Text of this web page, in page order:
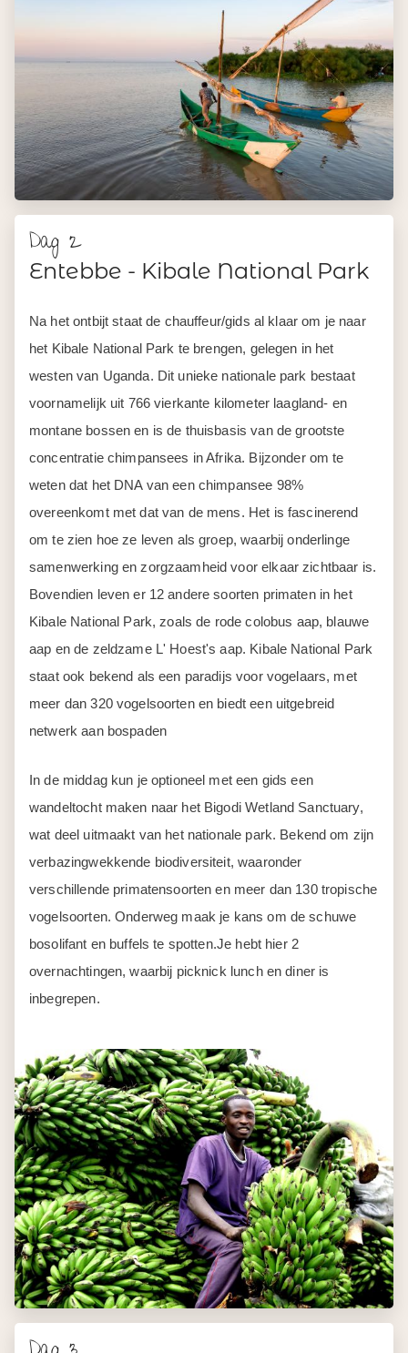
Dag 2
Entebbe - Kibale National Park
Na het ontbijt staat de chauffeur/gids al klaar om je naar
het Kibale National Park te brengen, gelegen in het
westen van Uganda. Dit unieke nationale park bestaat
voornamelijk uit 766 vierkante kilometer laagland- en
montane bossen en is de thuisbasis van de grootste
concentratie chimpansees in Afrika. Bijzonder om te
weten dat het DNA van een chimpansee 98%
overeenkomt met dat van de mens. Het is fascinerend
om te zien hoe ze leven als groep, waarbij onderlinge
samenwerking en zorgzaamheid voor elkaar zichtbaar is.
Bovendien leven er 12 andere soorten primaten in het
Kibale National Park, zoals de rode colobus aap, blauwe
aap en de zeldzame L' Hoest's aap. Kibale National Park
staat ook bekend als een paradijs voor vogelaars, met
meer dan 320 vogelsoorten en biedt een uitgebreid
netwerk aan bospaden
In de middag kun je optioneel met een gids een
wandeltocht maken naar het Bigodi Wetland Sanctuary,
wat deel uitmaakt van het nationale park. Bekend om zijn
verbazingwekkende biodiversiteit, waaronder
verschillende primatensoorten en meer dan 130 tropische
vogelsoorten. Onderweg maak je kans om de schuwe
bosolifant en buffels te spotten.Je hebt hier 2
overnachtingen, waarbij picknick lunch en diner is
inbegrepen.